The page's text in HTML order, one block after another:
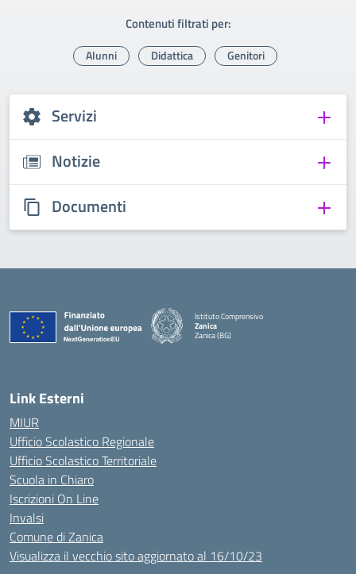
Contenuti filtrati per:
Alunni Didattica Genitori
Servizi
Notizie
Documenti
Istituto Comprensivo
Zanica
Zanica (BG)
Link Esterni
MIUR
Ufficio Scolastico Regionale
Ufficio Scolastico Territoriale
Scuola in Chiaro
Iscrizioni On Line
Invalsi
Comune di Zanica
Visualizza il vecchio sito aggiornato al 16/10/23